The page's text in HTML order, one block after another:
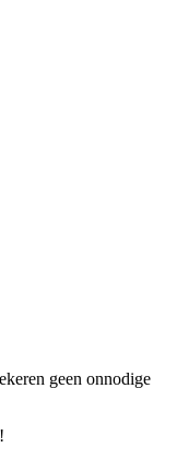
geen onnodige